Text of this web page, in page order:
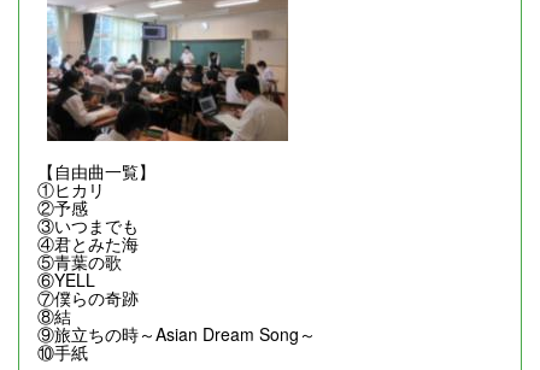
【自由曲一覧】
①ヒカリ
②予感
③いつまでも
④君とみた海
⑤青葉の歌
⑥YELL
⑦僕らの奇跡
⑧結
⑨旅立ちの時～Asian Dream Song～
⑩手紙